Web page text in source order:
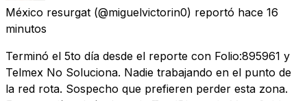
México resurgat (@miguelvictorin0) reportó hace 16
minutos
Terminó el 5to día desde el reporte con Folio:895961 y
Telmex No Soluciona. Nadie trabajando en el punto de
la red rota. Sospecho que prefieren perder esta zona.